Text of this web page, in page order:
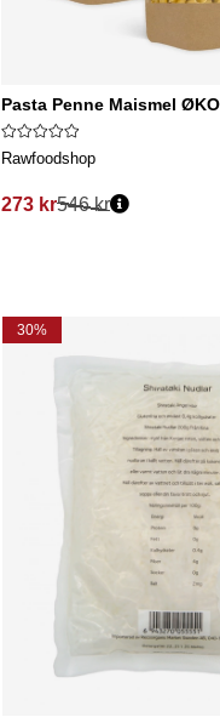
Pasta Penne Maismel
Rawfoodshop
273 kr
Vanlig pris:
546 kr
30%